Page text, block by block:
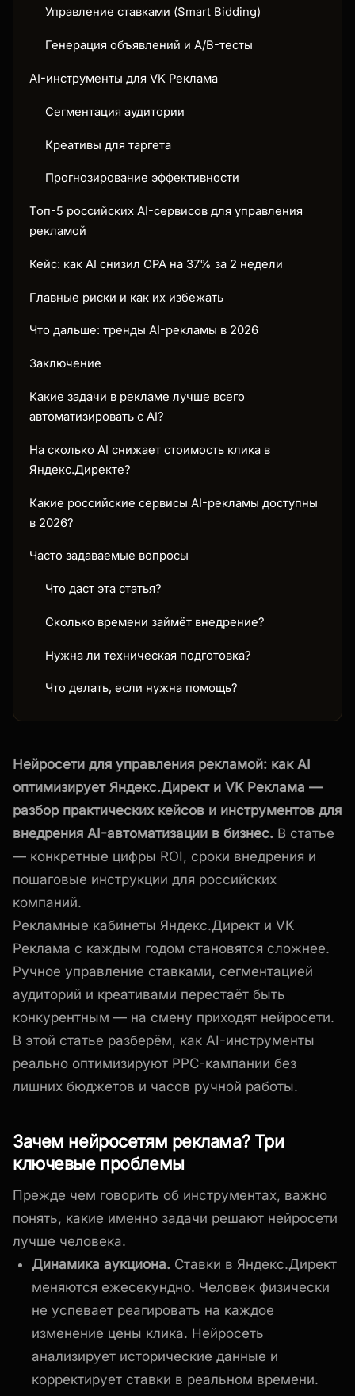
Управление ставками (Smart Bidding)
Генерация объявлений и A/B-тесты
AI-инструменты для VK Реклама
Сегментация аудитории
Креативы для таргета
Прогнозирование эффективности
Топ-5 российских AI-сервисов для управления
рекламой
Кейс: как AI снизил CPA на 37% за 2 недели
Главные риски и как их избежать
Что дальше: тренды AI-рекламы в 2026
Заключение
Какие задачи в рекламе лучше всего
автоматизировать с AI?
На сколько AI снижает стоимость клика в
Яндекс.Директе?
Какие российские сервисы AI-рекламы доступны
в 2026?
Часто задаваемые вопросы
Что даст эта статья?
Сколько времени займёт внедрение?
Нужна ли техническая подготовка?
Что делать, если нужна помощь?
Нейросети для управления рекламой: как AI
оптимизирует Яндекс.Директ и VK Реклама —
разбор практических кейсов и инструментов для
внедрения AI-автоматизации в бизнес. В статье
— конкретные цифры ROI, сроки внедрения и
пошаговые инструкции для российских
компаний.
Рекламные кабинеты Яндекс.Директ и VK
Реклама с каждым годом становятся сложнее.
Ручное управление ставками, сегментацией
аудиторий и креативами перестаёт быть
конкурентным — на смену приходят нейросети.
В этой статье разберём, как AI-инструменты
реально оптимизируют PPC-кампании без
лишних бюджетов и часов ручной работы.
Зачем нейросетям реклама? Три
ключевые проблемы
Прежде чем говорить об инструментах, важно
понять, какие именно задачи решают нейросети
лучше человека.
Динамика аукциона. Ставки в Яндекс.Директ
меняются ежесекундно. Человек физически
не успевает реагировать на каждое
изменение цены клика. Нейросеть
анализирует исторические данные и
корректирует ставки в реальном времени.